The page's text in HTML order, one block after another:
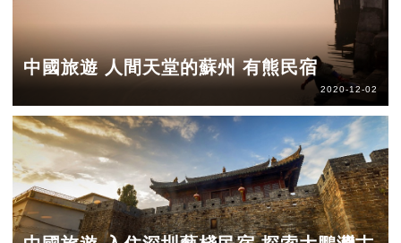
中國旅遊 人間天堂的蘇州 有熊民宿
2020-12-02